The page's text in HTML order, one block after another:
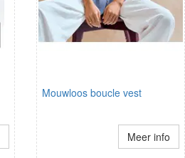
Mouwloos boucle vest
Meer info